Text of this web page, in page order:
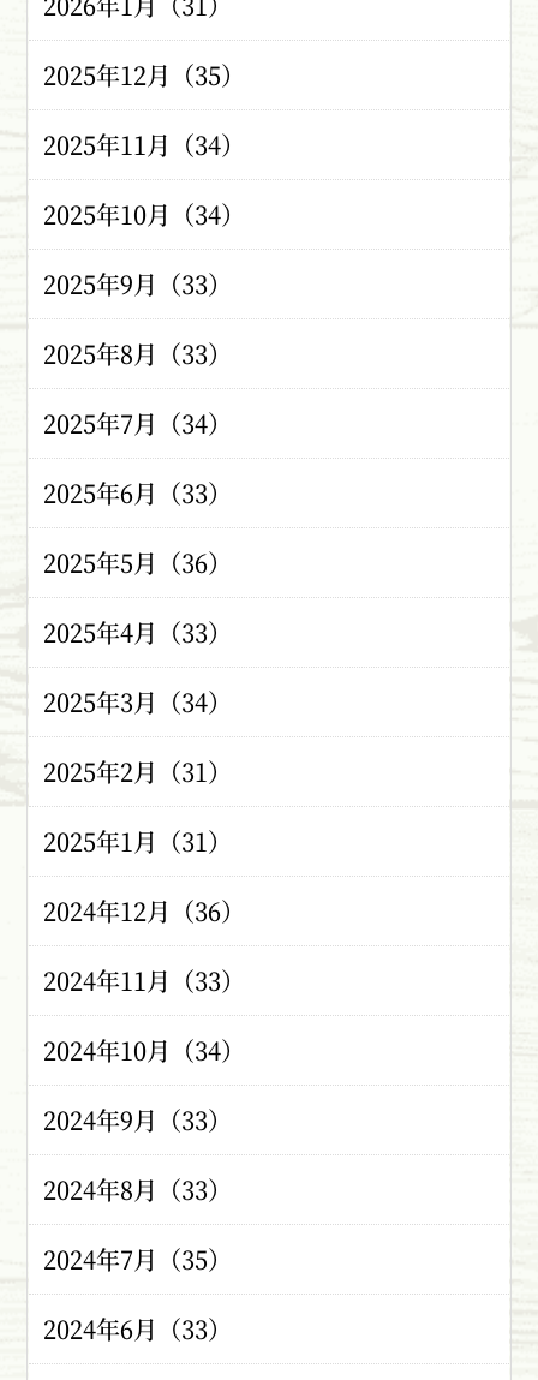
2025年12月（35）
2025年11月（34）
2025年10月（34）
2025年9月（33）
2025年8月（33）
2025年7月（34）
2025年6月（33）
2025年5月（36）
2025年4月（33）
2025年3月（34）
2025年2月（31）
2025年1月（31）
2024年12月（36）
2024年11月（33）
2024年10月（34）
2024年9月（33）
2024年8月（33）
2024年7月（35）
2024年6月（33）